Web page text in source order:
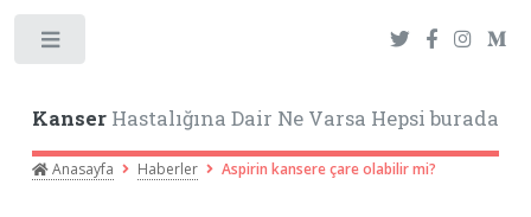
KanserHastalığına Dair Ne Varsa Hepsi burada
Anasayfa Haberler Aspirin kansere çare olabilir mi?